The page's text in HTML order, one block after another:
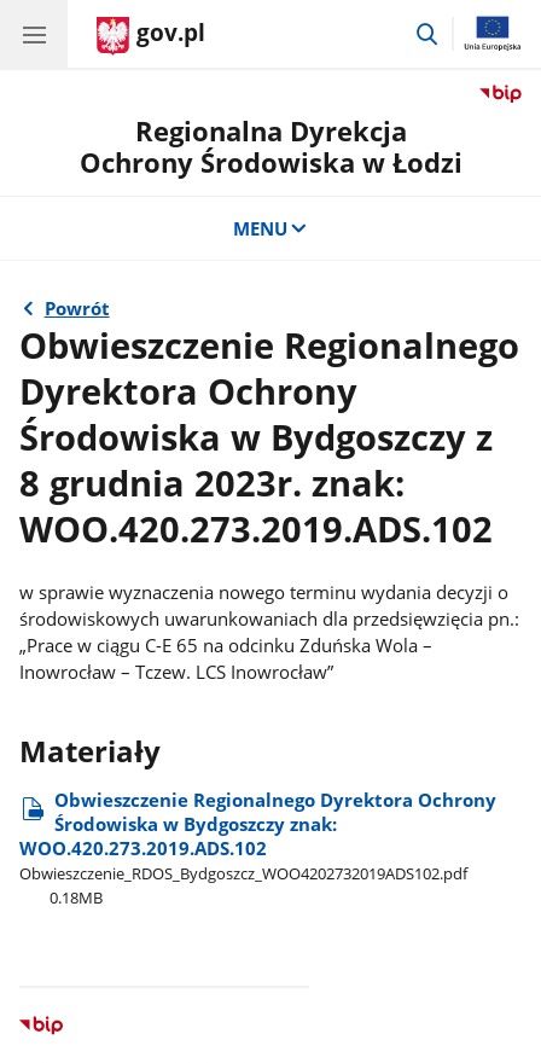
gov.pl
przejdź
Regionalna Dyrekcja
Ochrony Środowiska w Łodzi
MENU
Powrót
Obwieszczenie Regionalnego
Dyrektora Ochrony
Środowiska w Bydgoszczy z
8 grudnia 2023r. znak:
WOO.420.273.2019.ADS.102
w sprawie wyznaczenia nowego terminu wydania decyzji o
środowiskowych uwarunkowaniach dla przedsięwzięcia pn.:
„Prace w ciągu C-E 65 na odcinku Zduńska Wola –
Inowrocław – Tczew. LCS Inowrocław”
Materiały
Obwieszczenie Regionalnego Dyrektora Ochrony
Środowiska w Bydgoszczy znak:
WOO.420.273.2019.ADS.102
Obwieszczenie​_RDOS​_Bydgoszcz​_WOO4202732019ADS102.pdf
0.18MB